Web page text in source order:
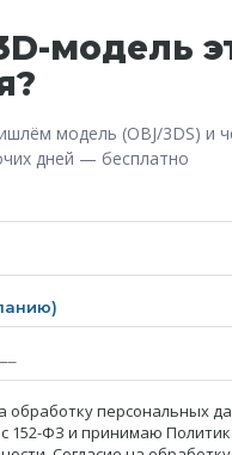
модель
модель (OBJ/3DS) и
дней — бесплатно
обработку персональных
152-ФЗ и принимаю